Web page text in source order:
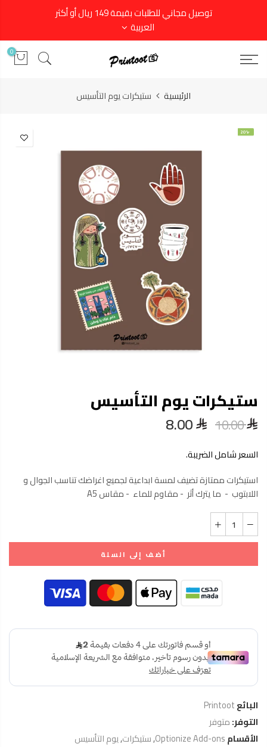
توصيل مجاني للطلبات بقيمة 149 ريال أو أكثر
العربية
0
الرئيسية ستيكرات يوم التأسيس
-20%
ستيكرات يوم التأسيس
10.00
8.00
السعر شامل الضريبة.
استيكرات ممتازة تضيف لمسة ابداعية لجميع اغراضك تناسب الجوال و
اللابتوب - ما يترك أثر - مقاوم للماء - مقاس A5
أضف إلى السلة
البائعPrintoot
التوفر:متوفر
الأقسامOptionize Add-ons
,ستيكرات,يوم التأسيس